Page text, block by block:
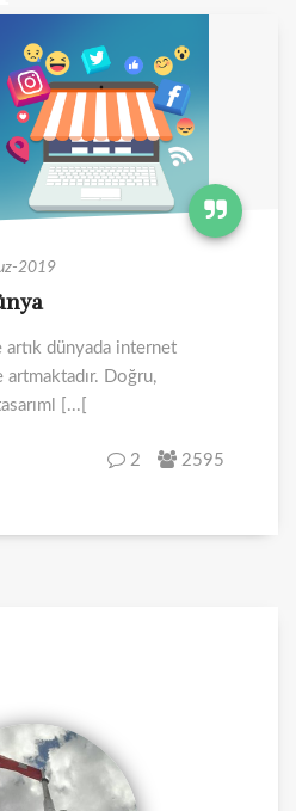
2019
dünyada internet
artmaktadır. Doğru,
[...[
2 2595